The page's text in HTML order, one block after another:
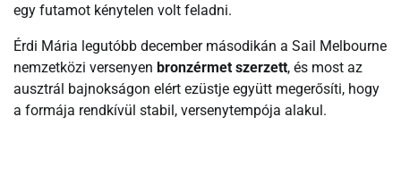
egy futamot kénytelen volt feladni.
Érdi Mária legutóbb december másodikán a Sail Melbourne
nemzetközi versenyen bronzérmet szerzett, és most az
ausztrál bajnokságon elért ezüstje együtt megerősíti, hogy
a formája rendkívül stabil, versenytempója alakul.